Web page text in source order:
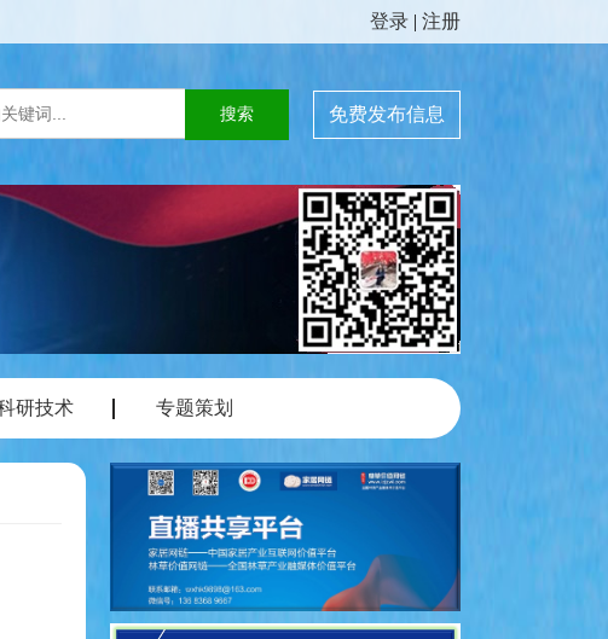
登录 | 注册
免费发布信息
研技术 专题策划